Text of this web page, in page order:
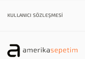
KULLANICI SÖZLEŞMESI